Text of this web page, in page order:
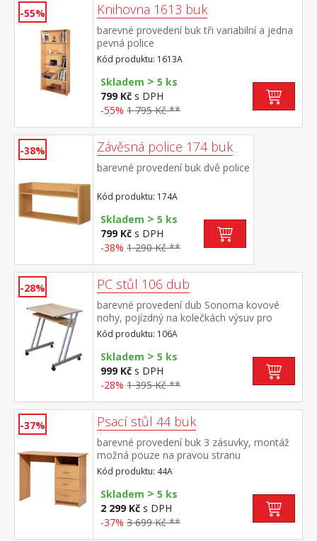
-55% Knihovna 1613 buk
barevné provedení buk tři variabilní a jedna
pevná police
Kód produktu: 1613A
Skladem > 5 ks
799 Kč s DPH
-55% 1 795 Kč **
-38% Závěsná police 174 buk
barevné provedení buk dvě police
Kód produktu: 174A
Skladem > 5 ks
799 Kč s DPH
-38% 1 290 Kč **
-28% PC stůl 106 dub
barevné provedení dub Sonoma kovové
nohy, pojízdný na kolečkách výsuv pro
klávesnici je součástí dodávky
Kód produktu: 106A
Skladem > 5 ks
999 Kč s DPH
-28% 1 395 Kč **
-37% Psací stůl 44 buk
barevné provedení buk 3 zásuvky, montáž
možná pouze na pravou stranu
Kód produktu: 44A
Skladem > 5 ks
2 299 Kč s DPH
-37% 3 699 Kč **